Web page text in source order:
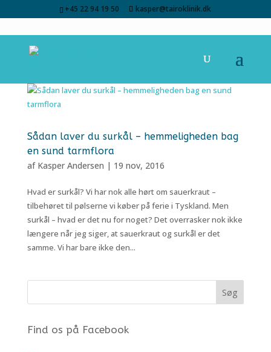
+45 22 94 19 50 kasper@tairoklinik.dk
Sådan laver du surkål – hemmeligheden bag
en sund tarmflora
af Kasper Andersen | 19 nov, 2016
Hvad er surkål? Vi har nok alle hørt om sauerkraut –
tilbehøret til pølserne vi køber på ferie i Tyskland. Men
surkål – hvad er det nu for noget? Det overrasker nok ikke
længere når jeg siger, at sauerkraut og surkål er det
samme. Vi har bare ikke den...
Find os på Facebook